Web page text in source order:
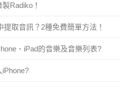
Radiko！
取音訊？2種免費簡單方法！
、iPad的音樂及音樂列表?